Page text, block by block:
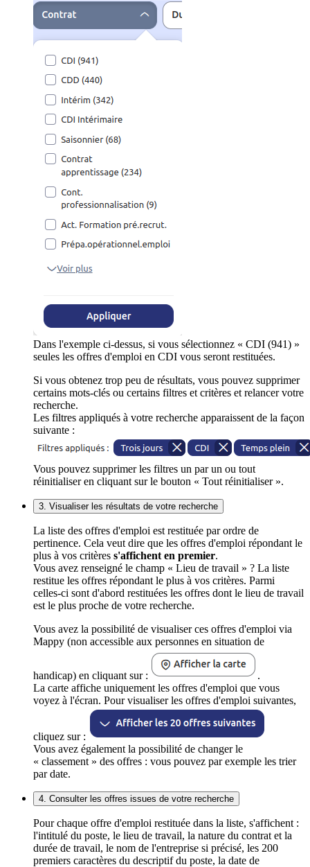
Dans l'exemple ci-dessus, si vous sélectionnez « CDI (941) »
seules les offres d'emploi en CDI vous seront restituées.
Si vous obtenez trop peu de résultats, vous pouvez supprimer
certains mots-clés ou certains filtres et critères et relancer votre
recherche.
Les filtres appliqués à votre recherche apparaissent de la façon
suivante :
Vous pouvez supprimer les filtres un par un ou tout
réinitialiser en cliquant sur le bouton « Tout réinitialiser ».
3. Visualiser les résultats de votre recherche
La liste des offres d'emploi est restituée par ordre de
pertinence. Cela veut dire que les offres d'emploi répondant le
plus à vos critères s'affichent en premier.
Vous avez renseigné le champ « Lieu de travail » ? La liste
restitue les offres répondant le plus à vos critères. Parmi
celles-ci sont d'abord restituées les offres dont le lieu de travail
est le plus proche de votre recherche.
Vous avez la possibilité de visualiser ces offres d'emploi via
Mappy (non accessible aux personnes en situation de
handicap) en cliquant sur :
.
La carte affiche uniquement les offres d'emploi que vous
voyez à l'écran. Pour visualiser les offres d'emploi suivantes,
cliquez sur :
Vous avez également la possibilité de changer le
« classement » des offres : vous pouvez par exemple les trier
par date.
4. Consulter les offres issues de votre recherche
Pour chaque offre d'emploi restituée dans la liste, s'affichent :
l'intitulé du poste, le lieu de travail, la nature du contrat et la
durée de travail, le nom de l'entreprise si précisé, les 200
premiers caractères du descriptif du poste, la date de